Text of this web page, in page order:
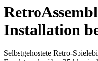
Installation
Selbstgehostete Retro-